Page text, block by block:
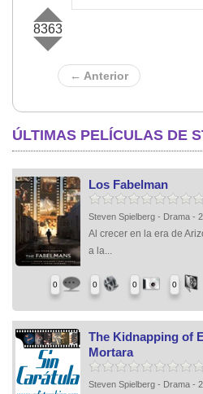
8363
← Anterior
ÚLTIMAS PELÍCULAS DE
Los Fabelman
Steven Spielberg - Drama -
Al crecer en la era de
a la...
0 0 0 0
The Kidnapping of
Mortara
Steven Spielberg - Drama -